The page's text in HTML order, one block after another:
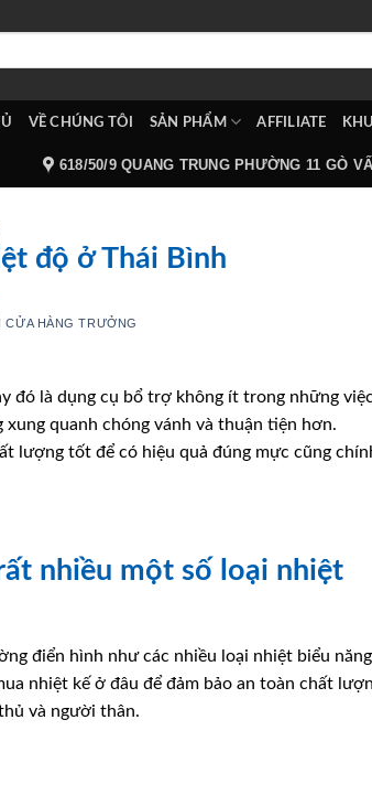
VỀ CHÚNG TÔI SẢN PHẨM AFFILIATE
618/50/9 QUANG TRUNG PHƯỜNG 11 GÒ
độ ở Thái Bình
CỬA HÀNG TRƯỞNG
đó là dụng cụ bổ trợ không ít trong những
quanh chóng vánh và thuận tiện hơn.
lượng tốt để có hiệu quả đúng mực cũng
nhiều một số loại nhiệt
điển hình như các nhiều loại nhiệt biểu năng
nhiệt kế ở đâu để đảm bảo an toàn chất
và người thân.